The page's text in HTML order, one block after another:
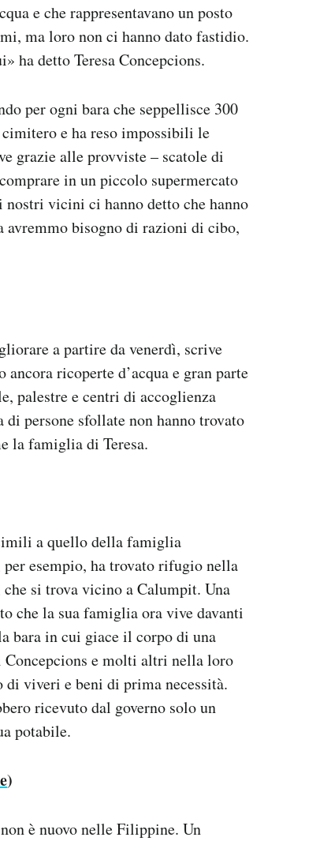
e che rappresentavano un posto
ma loro non ci hanno dato fastidio.
ha detto Teresa Concepcions.
per ogni bara che seppellisce 300
cimitero e ha reso impossibili le
grazie alle provviste – scatole di
in un piccolo supermercato
nostri vicini ci hanno detto che hanno
avremmo bisogno di razioni di cibo,
a partire da venerdì, scrive
ricoperte d’acqua e gran parte
palestre e centri di accoglienza
persone sfollate non hanno trovato
la famiglia di Teresa.
a quello della famiglia
esempio, ha trovato rifugio nella
si trova vicino a Calumpit. Una
che la sua famiglia ora vive davanti
bara in cui giace il corpo di una
e molti altri nella loro
di viveri e beni di prima necessità.
ricevuto dal governo solo un
potabile.
)
è nuovo nelle Filippine. Un